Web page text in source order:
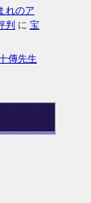
れのア
判 に 宝
傳先生